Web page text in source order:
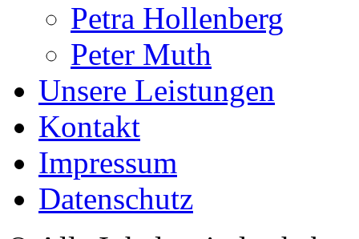
Petra Hollenberg
Peter Muth
Unsere Leistungen
Kontakt
Impressum
Datenschutz